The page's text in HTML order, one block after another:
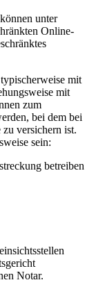
unter
Online-
mit
mit
zum
bei dem bei
versichern ist.
sein:
betreiben
Notar.